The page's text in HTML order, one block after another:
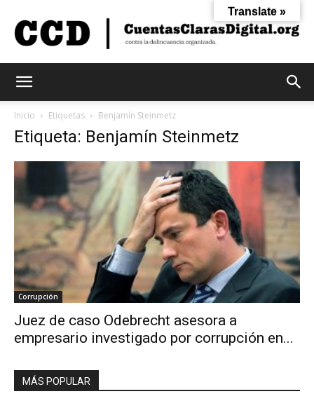
Digital
Inicio Etiquetas Benjamín Steinmetz
Etiqueta: Benjamín Steinmetz
Corrupción
Juez de caso Odebrecht asesora a
empresario investigado por corrupción en...
MÁS POPULAR
Translate »